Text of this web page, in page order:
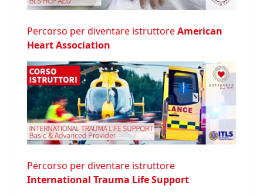
Percorso per diventare istruttoreAmerican
Heart Association
Percorso per diventare istruttore
International Trauma Life Support